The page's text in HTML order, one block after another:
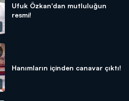
Ufuk Özkan'dan mutluluğun
resmi!
Hanımların içinden canavar çıktı!